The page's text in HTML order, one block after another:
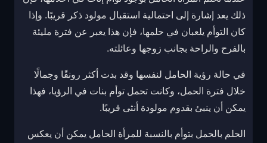
ذلك يعد إشارة إلى احتمالية استقبال مولود ذكر قريبًا. وإذا
كان التوأم يلعبان في حلمها، فإن هذا يعبر عن فترة مليئة
بالفرح والراحة بجانب زوجها وعائلته.
في حالة رؤية الحامل لنفسها وقد بدت أكثر رونقًا وجمالًا
خلال فترة الحمل، وكانت تحمل توأم بنات في الرؤيا، فهذا
يمكن أن ينبئ بقدوم مولودة أنثى قريبًا.
الحلم بالحمل بتوأم بالنسبة للمرأة الحامل يمكن أن يعكس